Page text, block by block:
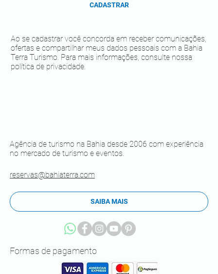
Formas de pagamento
Agência de turismo na Bahia desde 2006 com experiência
no mercado de turismo e eventos.
SAIBA MAIS
reservas@bahiaterra.com
Ao se cadastrar você concorda em receber comunicações,
ofertas e compartilhar meus dados pessoais com a Bahia
Terra Turismo. Para mais informações, consulte nossa
política de privacidade.
CADASTRAR